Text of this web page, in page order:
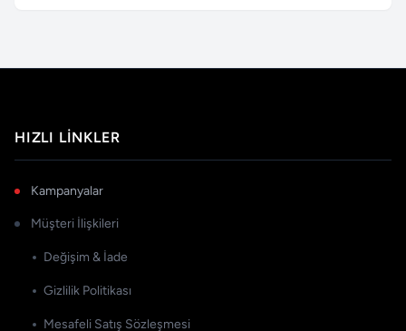
HIZLI LINKLER
Kampanyalar
Müşteri İlişkileri
Değişim & İade
Gizlilik Politikası
Mesafeli Satış Sözleşmesi